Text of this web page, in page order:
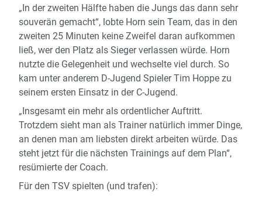
„In der zweiten Hälfte haben die Jungs das dann sehr
souverän gemacht“, lobte Horn sein Team, das in den
zweiten 25 Minuten keine Zweifel daran aufkommen
ließ, wer den Platz als Sieger verlassen würde. Horn
nutzte die Gelegenheit und wechselte viel durch. So
kam unter anderem D-Jugend Spieler Tim Hoppe zu
seinem ersten Einsatz in der C-Jugend.
„Insgesamt ein mehr als ordentlicher Auftritt.
Trotzdem sieht man als Trainer natürlich immer Dinge,
an denen man am liebsten direkt arbeiten würde. Das
steht jetzt für die nächsten Trainings auf dem Plan“,
resümierte der Coach.
Für den TSV spielten (und trafen):